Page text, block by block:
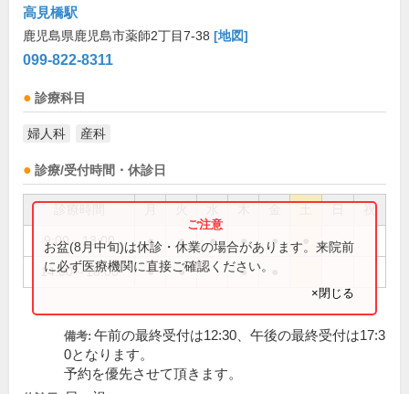
高見橋駅
鹿児島県鹿児島市薬師2丁目7-38 [地図]
099-822-8311
診療科目
婦人科 産科
診療/受付時間・休診日
祝
9:00～13:00 ● ● ● ● ●
14:00～18:00 ● ● ●
お盆(8月中旬)は休診・休業の場合があります。来院前
に必ず医療機関に直接ご確認ください。
×閉じる
備考: 午前の最終受付は12:30、午後の最終受付は17:3
0となります。
予約を優先させて頂きます。